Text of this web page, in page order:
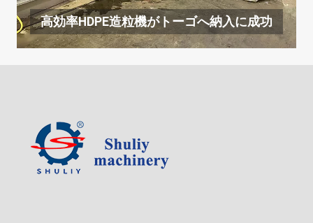
高効率HDPE造粒機がトーゴへ納入に成功